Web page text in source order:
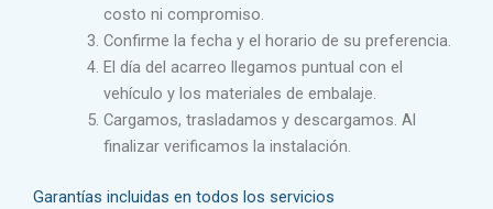
costo ni compromiso.
Confirme la fecha y el horario de su preferencia.
El día del acarreo llegamos puntual con el
vehículo y los materiales de embalaje.
Cargamos, trasladamos y descargamos. Al
finalizar verificamos la instalación.
Garantías incluidas en todos los servicios